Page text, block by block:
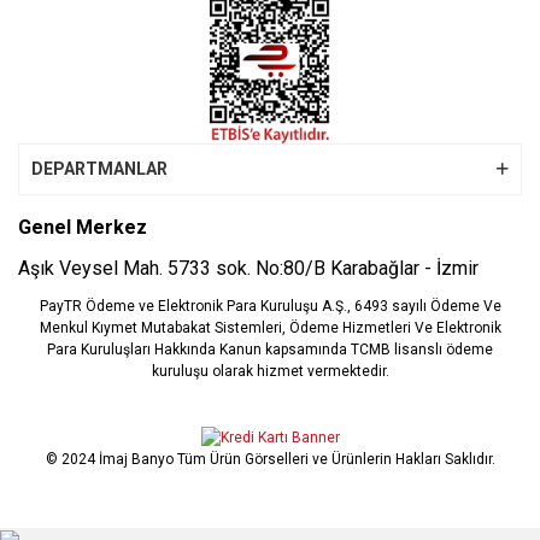
DEPARTMANLAR
Genel Merkez
Aşık Veysel Mah. 5733 sok. No:80/B Karabağlar - İzmir
PayTR Ödeme ve Elektronik Para Kuruluşu A.Ş., 6493 sayılı Ödeme Ve
Menkul Kıymet Mutabakat Sistemleri, Ödeme Hizmetleri Ve Elektronik
Para Kuruluşları Hakkında Kanun kapsamında TCMB lisanslı ödeme
kuruluşu olarak hizmet vermektedir.
© 2024 İmaj Banyo Tüm Ürün Görselleri ve Ürünlerin Hakları Saklıdır.